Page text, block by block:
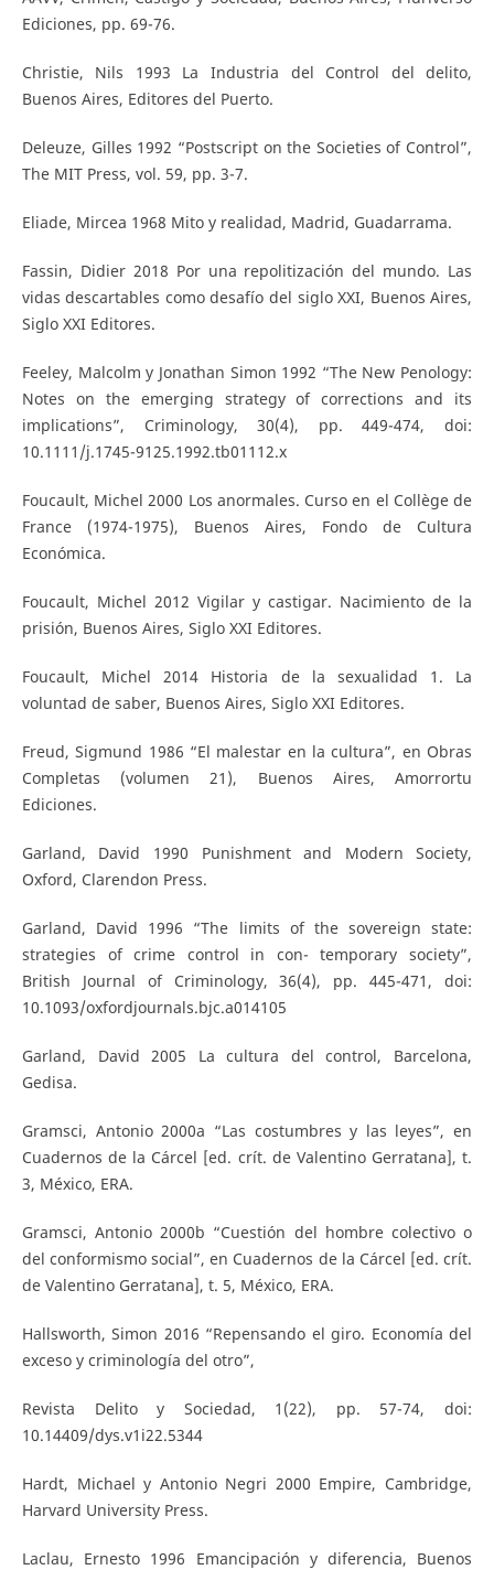
Ediciones, pp. 69-76.
Christie, Nils 1993 La Industria del Control del delito,
Buenos Aires, Editores del Puerto.
Deleuze, Gilles 1992 “Postscript on the Societies of Control”,
The MIT Press, vol. 59, pp. 3-7.
Eliade, Mircea 1968 Mito y realidad, Madrid, Guadarrama.
Fassin, Didier 2018 Por una repolitización del mundo. Las
vidas descartables como desafío del siglo XXI, Buenos Aires,
Siglo XXI Editores.
Feeley, Malcolm y Jonathan Simon 1992 “The New Penology:
Notes on the emerging strategy of corrections and its
implications”, Criminology, 30(4), pp. 449-474, doi:
10.1111/j.1745-9125.1992.tb01112.x
Foucault, Michel 2000 Los anormales. Curso en el Collège de
France (1974-1975), Buenos Aires, Fondo de Cultura
Económica.
Foucault, Michel 2012 Vigilar y castigar. Nacimiento de la
prisión, Buenos Aires, Siglo XXI Editores.
Foucault, Michel 2014 Historia de la sexualidad 1. La
voluntad de saber, Buenos Aires, Siglo XXI Editores.
Freud, Sigmund 1986 “El malestar en la cultura”, en Obras
Completas (volumen 21), Buenos Aires, Amorrortu
Ediciones.
Garland, David 1990 Punishment and Modern Society,
Oxford, Clarendon Press.
Garland, David 1996 “The limits of the sovereign state:
strategies of crime control in con- temporary society”,
British Journal of Criminology, 36(4), pp. 445-471, doi:
10.1093/oxfordjournals.bjc.a014105
Garland, David 2005 La cultura del control, Barcelona,
Gedisa.
Gramsci, Antonio 2000a “Las costumbres y las leyes”, en
Cuadernos de la Cárcel [ed. crít. de Valentino Gerratana], t.
3, México, ERA.
Gramsci, Antonio 2000b “Cuestión del hombre colectivo o
del conformismo social”, en Cuadernos de la Cárcel [ed. crít.
de Valentino Gerratana], t. 5, México, ERA.
Hallsworth, Simon 2016 “Repensando el giro. Economía del
exceso y criminología del otro”,
Revista Delito y Sociedad, 1(22), pp. 57-74, doi:
10.14409/dys.v1i22.5344
Hardt, Michael y Antonio Negri 2000 Empire, Cambridge,
Harvard University Press.
Laclau, Ernesto 1996 Emancipación y diferencia, Buenos